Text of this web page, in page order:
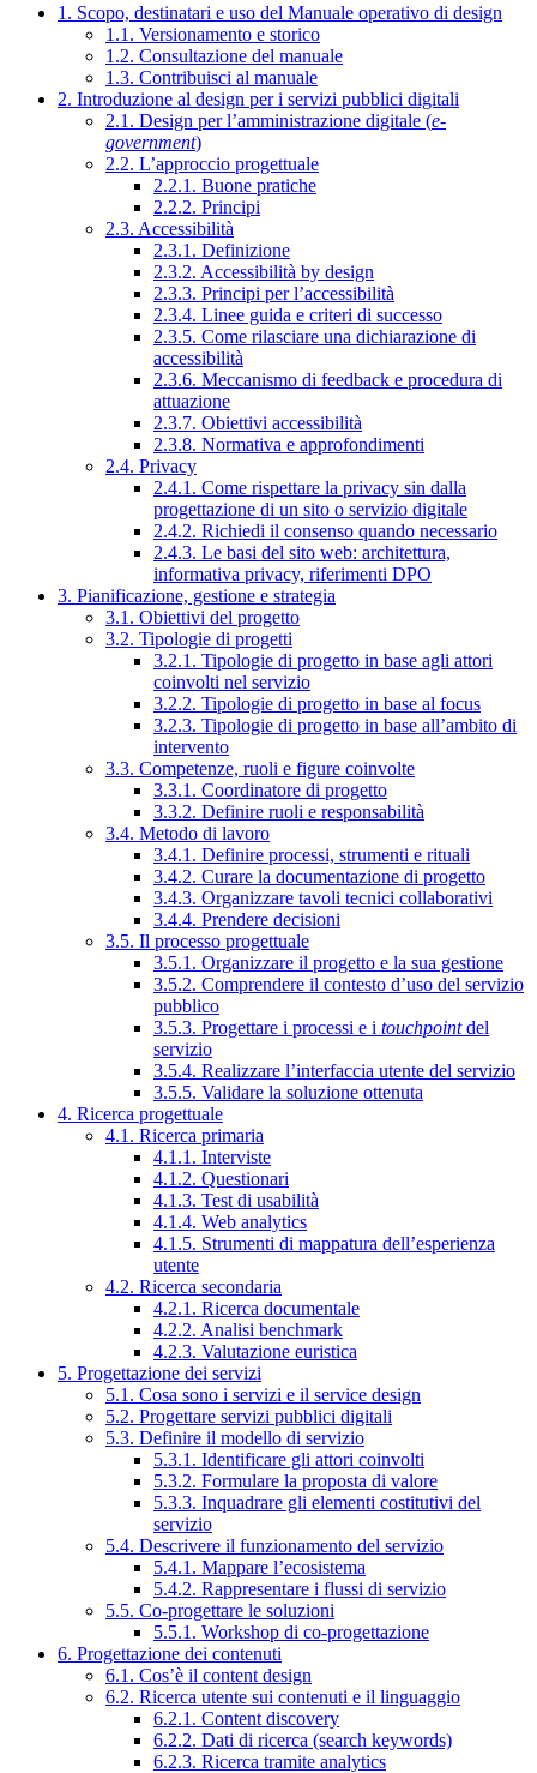
1. Scopo, destinatari e uso del Manuale operativo di design
1.1. Versionamento e storico
1.2. Consultazione del manuale
1.3. Contribuisci al manuale
2. Introduzione al design per i servizi pubblici digitali
2.1. Design per l’amministrazione digitale (e-
government)
2.2. L’approccio progettuale
2.2.1. Buone pratiche
2.2.2. Principi
2.3. Accessibilità
2.3.1. Definizione
2.3.2. Accessibilità by design
2.3.3. Principi per l’accessibilità
2.3.4. Linee guida e criteri di successo
2.3.5. Come rilasciare una dichiarazione di
accessibilità
2.3.6. Meccanismo di feedback e procedura di
attuazione
2.3.7. Obiettivi accessibilità
2.3.8. Normativa e approfondimenti
2.4. Privacy
2.4.1. Come rispettare la privacy sin dalla
progettazione di un sito o servizio digitale
2.4.2. Richiedi il consenso quando necessario
2.4.3. Le basi del sito web: architettura,
informativa privacy, riferimenti DPO
3. Pianificazione, gestione e strategia
3.1. Obiettivi del progetto
3.2. Tipologie di progetti
3.2.1. Tipologie di progetto in base agli attori
coinvolti nel servizio
3.2.2. Tipologie di progetto in base al focus
3.2.3. Tipologie di progetto in base all’ambito di
intervento
3.3. Competenze, ruoli e figure coinvolte
3.3.1. Coordinatore di progetto
3.3.2. Definire ruoli e responsabilità
3.4. Metodo di lavoro
3.4.1. Definire processi, strumenti e rituali
3.4.2. Curare la documentazione di progetto
3.4.3. Organizzare tavoli tecnici collaborativi
3.4.4. Prendere decisioni
3.5. Il processo progettuale
3.5.1. Organizzare il progetto e la sua gestione
3.5.2. Comprendere il contesto d’uso del servizio
pubblico
3.5.3. Progettare i processi e i touchpointdel
servizio
3.5.4. Realizzare l’interfaccia utente del servizio
3.5.5. Validare la soluzione ottenuta
4. Ricerca progettuale
4.1. Ricerca primaria
4.1.1. Interviste
4.1.2. Questionari
4.1.3. Test di usabilità
4.1.4. Web analytics
4.1.5. Strumenti di mappatura dell’esperienza
utente
4.2. Ricerca secondaria
4.2.1. Ricerca documentale
4.2.2. Analisi benchmark
4.2.3. Valutazione euristica
5. Progettazione dei servizi
5.1. Cosa sono i servizi e il service design
5.2. Progettare servizi pubblici digitali
5.3. Definire il modello di servizio
5.3.1. Identificare gli attori coinvolti
5.3.2. Formulare la proposta di valore
5.3.3. Inquadrare gli elementi costitutivi del
servizio
5.4. Descrivere il funzionamento del servizio
5.4.1. Mappare l’ecosistema
5.4.2. Rappresentare i flussi di servizio
5.5. Co-progettare le soluzioni
5.5.1. Workshop di co-progettazione
6. Progettazione dei contenuti
6.1. Cos’è il content design
6.2. Ricerca utente sui contenuti e il linguaggio
6.2.1. Content discovery
6.2.2. Dati di ricerca (search keywords)
6.2.3. Ricerca tramite analytics